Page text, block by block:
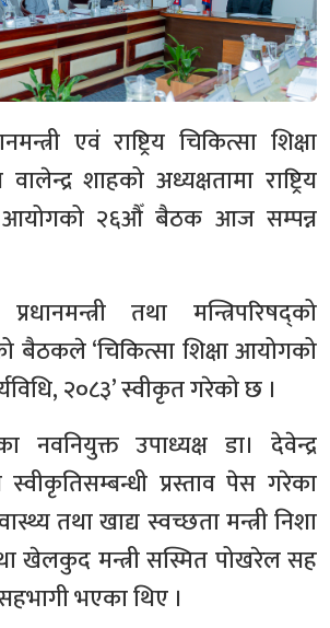
एवं राष्ट्रिय चिकित्सा शिक्षा
शाहको अध्यक्षतामा राष्ट्रिय
आयोगको २६औँ बैठक आज सम्पन्न
तथा मन्त्रिपरिषद्को
बैठकले ‘चिकित्सा शिक्षा आयोगको
२०८३’ स्वीकृत गरेको छ ।
उपाध्यक्ष डा। देवेन्द्र
स्वीकृतिसम्बन्धी प्रस्ताव पेस गरेका
तथा खाद्य स्वच्छता मन्त्री निशा
खेलकुद मन्त्री सस्मित पोखरेल सह
भएका थिए ।